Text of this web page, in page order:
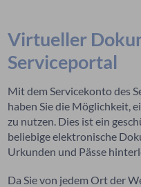
Virtueller
Serviceportal
Mit dem Servicekonto des
haben Sie die Möglichkeit,
zu nutzen. Dies ist ein
beliebige elektronische
Urkunden und Pässe
Da Sie von jedem Ort der